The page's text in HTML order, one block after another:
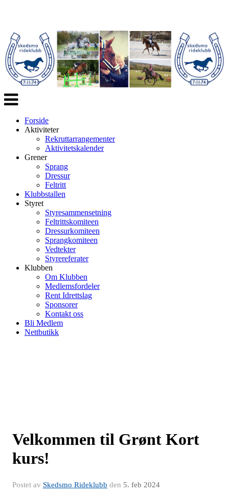
Veksle
navigasjon
Forside
Aktiviteter
Rekruttarrangementer
Aktivitetskalender
Grener
Sprang
Dressur
Feltritt
Klubbstallen
Styret
Styresammensetning
Feltrittskomiteen
Dressurkomiteen
Sprangkomiteen
Vedtekter
Styrereferater
Klubben
Om Klubben
Medlemsfordeler
Rent Idrettslag
Sponsorer
Kontakt oss
Bli Medlem
Nettbutikk
Velkommen til Grønt Kort
kurs!
Postet av Skedsmo Rideklubb den 5. feb 2024